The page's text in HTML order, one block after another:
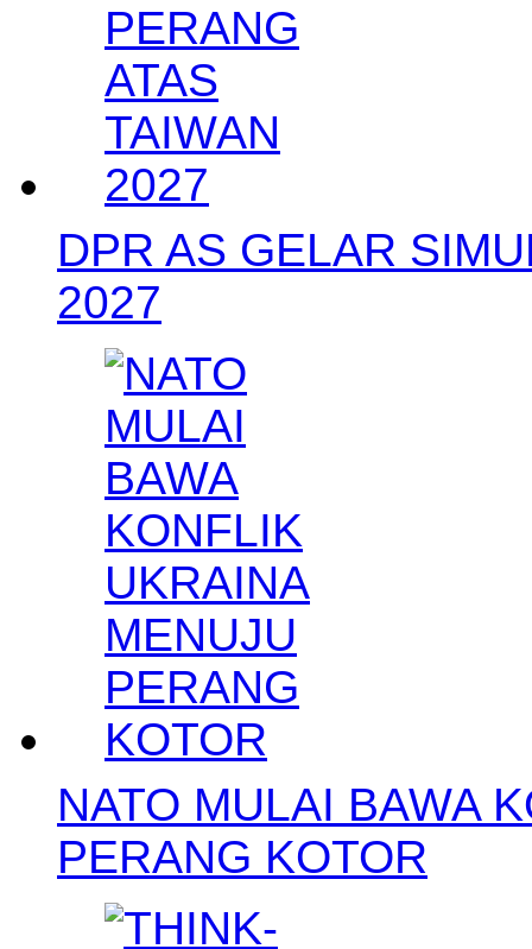
DPR AS GELAR
2027
NATO MULAI BAWA
PERANG KOTOR